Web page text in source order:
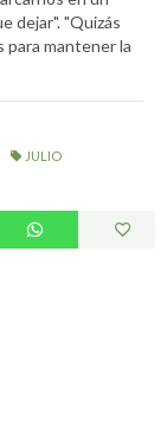
dejar". "Quizás
para mantener la
JULIO